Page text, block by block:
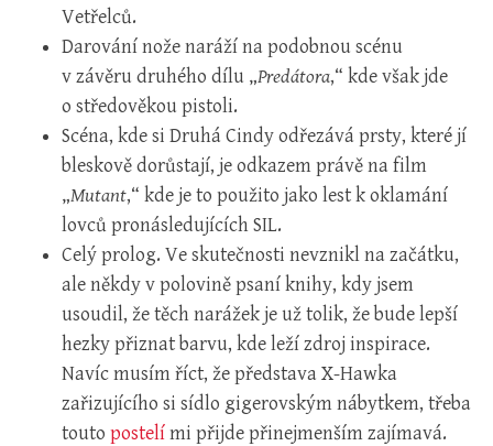
Vetřelců.
Darování nože naráží na podobnou scénu
v závěru druhého dílu „Predátora,“ kde však jde
o středověkou pistoli.
Scéna, kde si Druhá Cindy odřezává prsty, které jí
bleskově dorůstají, je odkazem právě na film
„Mutant,“ kde je to použito jako lest k oklamání
lovců pronásledujících SIL.
Celý prolog. Ve skutečnosti nevznikl na začátku,
ale někdy v polovině psaní knihy, kdy jsem
usoudil, že těch narážek je už tolik, že bude lepší
hezky přiznat barvu, kde leží zdroj inspirace.
Navíc musím říct, že představa X-Hawka
zařizujícího si sídlo gigerovským nábytkem, třeba
touto postelími přijde přinejmenším zajímavá.